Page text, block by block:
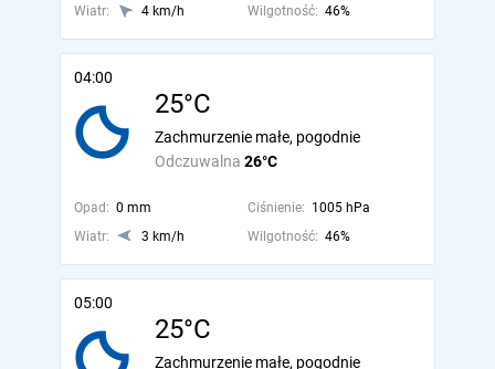
Wiatr:
4 km/h Wilgotność: 46%
04:00
25°C
Odczuwalna 26°C
Zachmurzenie małe, pogodnie
Opad: 0 mm Ciśnienie: 1005 hPa
Wiatr:
3 km/h Wilgotność: 46%
05:00
25°C
Zachmurzenie małe, pogodnie